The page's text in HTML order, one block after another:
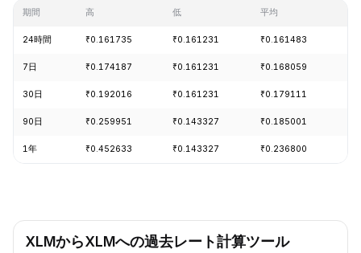
期間 高 低 平均
24時間 ₹0.161735 ₹0.161231 ₹0.161483
7日 ₹0.174187 ₹0.161231 ₹0.168059
30日 ₹0.192016 ₹0.161231 ₹0.179111
90日 ₹0.259951 ₹0.143327 ₹0.185001
1年 ₹0.452633 ₹0.143327 ₹0.236800
XLMからXLMへの過去レート計算ツール